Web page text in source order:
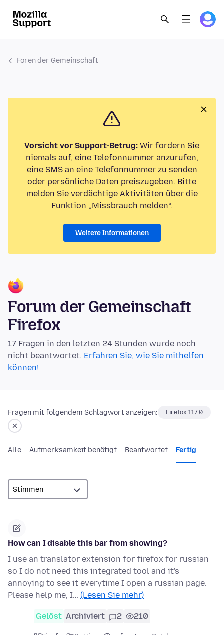
Foren der Gemeinschaft
Vorsicht vor Support-Betrug: Wir fordern Sie
niemals auf, eine Telefonnummer anzurufen,
eine SMS an eine Telefonnummer zu senden
oder persönliche Daten preiszugeben. Bitte
melden Sie verdächtige Aktivitäten über die
Funktion „Missbrauch melden“.
Weitere Informationen
Forum der Gemeinschaft
Firefox
17 Fragen in den letzten 24 Stunden wurde noch
nicht beantwortet. Erfahren Sie, wie Sie mithelfen
können!
Fragen mit folgendem Schlagwort anzeigen: Firefox 117.0
Alle Aufmerksamkeit benötigt Beantwortet Fertig
How can I disable this bar from showing?
I use an translator extension for firefox for russian
so I do not need this integrated tool and it's
annoying to see it everytime I open a russian page.
Please help me, I… (Lesen Sie mehr)
Gelöst Archiviert 2 210